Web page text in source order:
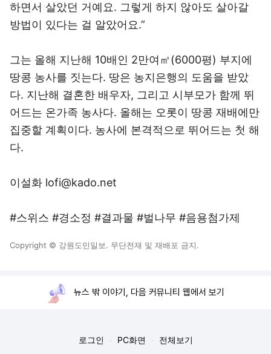
하면서 살았던 거예요. 그렇게 하지 않아도 살아갈
방법이 있다는 걸 알았어요.”
그는 올해 지난해 10배인 2만여㎡(6000평) 부지에
땅콩 농사를 짓는다. 땅은 농지은행의 도움을 받았
다. 지난해 결혼한 배우자, 그리고 시부모가 함께 뛰
어드는 온가족 농사다. 올해는 오롯이 땅콩 재배에만
집중할 계획이다. 농사에 본격적으로 뛰어드는 첫 해
다.
이설화 lofi@kado.net
#스위스 #경소정 #결과물 #벌나무 #음용첨가제
Copyright © 강원도민일보. 무단전재 및 재배포 금지.
뉴스 밖 이야기, 다음 커뮤니티 웹에서 보기
로그인 PC화면 전체보기